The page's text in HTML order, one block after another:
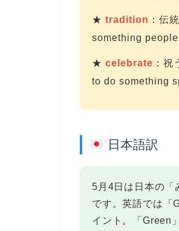
★ tradition ：伝
something people
★ celebrate ：祝
to do something
日本語訳
5月4日は日本の「
です。英語では「
イント。「Green